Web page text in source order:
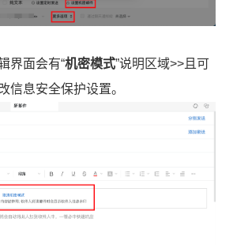
界面会有“机密模式”说明区域>>且可
信息安全保护设置。